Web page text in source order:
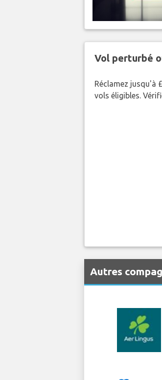
Vol perturbé
Réclamez jusqu'à
vols éligibles.
Autres